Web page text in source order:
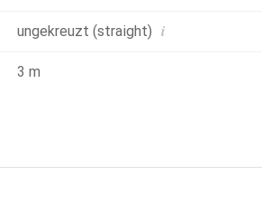
ungekreuzt (straight) i
3 m